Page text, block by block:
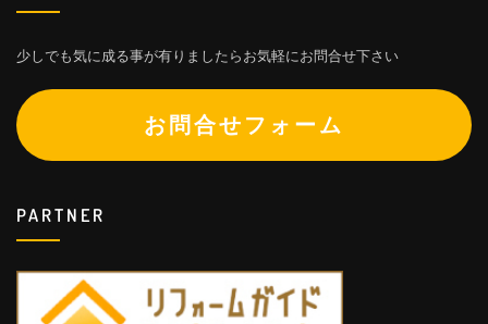
少しでも気に成る事が有りましたらお気軽にお問合せ下さい
お問合せフォーム
PARTNER